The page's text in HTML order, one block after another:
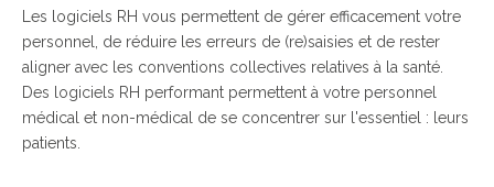
Les logiciels RH vous permettent de gérer efficacement votre
personnel, de réduire les erreurs de (re)saisies et de rester
aligner avec les conventions collectives relatives à la santé.
Des logiciels RH performant permettent à votre personnel
médical et non-médical de se concentrer sur l'essentiel : leurs
patients.